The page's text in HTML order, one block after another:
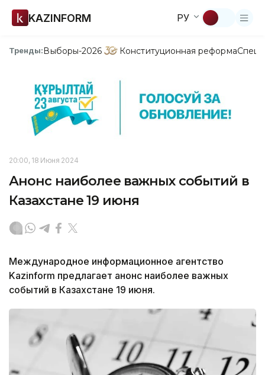
KAZINFORM РУ
Тренды:Выборы-2026 Конституционная реформа
20:00, 18 Июня 2024
Анонс наиболее важных событий в
Казахстане 19 июня
Международное информационное агентство
Kazinform предлагает анонс наиболее важных
событий в Казахстане 19 июня.